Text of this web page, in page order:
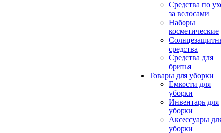
Средства по
за волосами
Наборы
косметические
средства
Средства для
бритья
Товары для уборки
Емкости для
уборки
Инвентарь для
уборки
Аксессуары
уборки